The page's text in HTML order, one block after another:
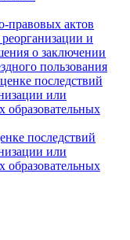
правовых актов
и
о заключении
пользования
последствий
или
последствий
или